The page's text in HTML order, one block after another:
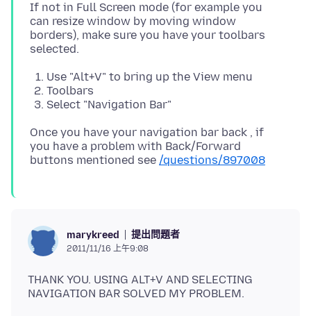
If not in Full Screen mode (for example you
can resize window by moving window
borders), make sure you have your toolbars
Use "Alt+V" to bring up the View menu
Toolbars
Select "Navigation Bar"
Once you have your navigation bar back , if
you have a problem with Back/Forward
buttons mentioned see /questions/897008
marykreed 提出問題者
2011/11/16 上午9:08
THANK YOU. USING ALT+V AND SELECTING